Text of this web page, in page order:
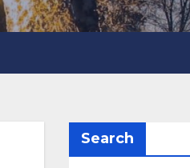
Search